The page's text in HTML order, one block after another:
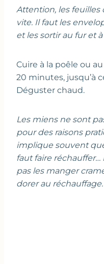
Attention, les feuilles
vite. Il faut les
et les sortir au fur et
Cuire à la poêle ou au
20 minutes, jusqu’à
Déguster chaud.
Les miens ne sont
pour des raisons
implique souvent
faut faire
pas les manger
dorer au réchauffage.